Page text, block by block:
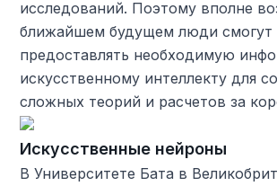
исследований. Поэтому вполне
ближайшем будущем люди смогут
предоставлять необходимую
искусственному интеллекту для
сложных теорий и расчетов за
Искусственные нейроны
В Университете Бата в